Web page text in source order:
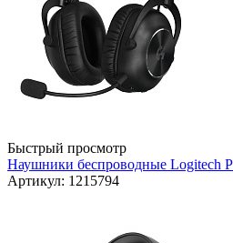
Быстрый просмотр
Наушники беспроводные Logitech
Артикул: 1215794